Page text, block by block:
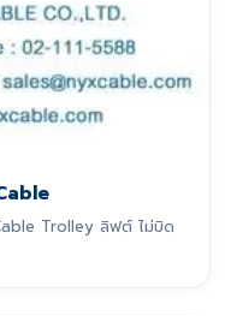
Trolley ลิฟต์ ไม่บิด